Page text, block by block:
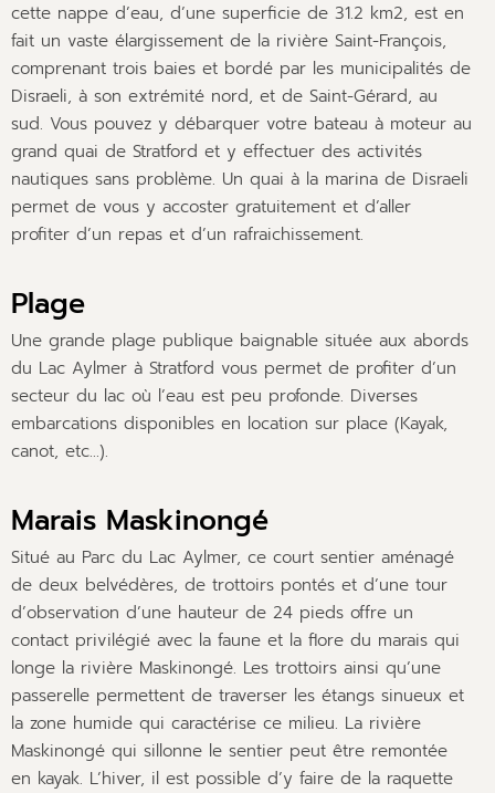
cette nappe d’eau, d’une superficie de 31.2 km2, est en
fait un vaste élargissement de la rivière Saint-François,
comprenant trois baies et bordé par les municipalités de
Disraeli, à son extrémité nord, et de Saint-Gérard, au
sud. Vous pouvez y débarquer votre bateau à moteur au
grand quai de Stratford et y effectuer des activités
nautiques sans problème. Un quai à la marina de Disraeli
permet de vous y accoster gratuitement et d’aller
profiter d’un repas et d’un rafraichissement.
Plage
Une grande plage publique baignable située aux abords
du Lac Aylmer à Stratford vous permet de profiter d’un
secteur du lac où l’eau est peu profonde. Diverses
embarcations disponibles en location sur place (Kayak,
canot, etc…).
Marais Maskinongé
Situé au Parc du Lac Aylmer, ce court sentier aménagé
de deux belvédères, de trottoirs pontés et d’une tour
d’observation d’une hauteur de 24 pieds offre un
contact privilégié avec la faune et la flore du marais qui
longe la rivière Maskinongé. Les trottoirs ainsi qu’une
passerelle permettent de traverser les étangs sinueux et
la zone humide qui caractérise ce milieu. La rivière
Maskinongé qui sillonne le sentier peut être remontée
en kayak. L’hiver, il est possible d’y faire de la raquette